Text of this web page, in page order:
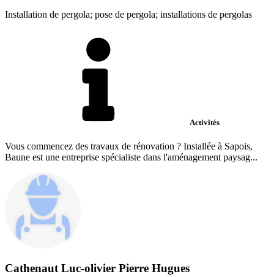
Installation de pergola; pose de pergola; installations de pergolas
Activités
Vous commencez des travaux de rénovation ? Installée à Sapois,
Baune est une entreprise spécialiste dans l'aménagement paysag...
Cathenaut Luc-olivier Pierre Hugues